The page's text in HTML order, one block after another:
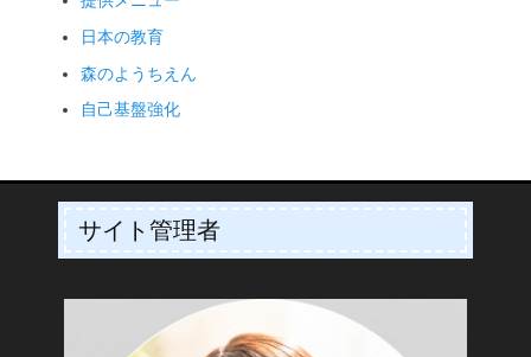
日本の教育
森のようちえん
自己基盤強化
サイト管理者